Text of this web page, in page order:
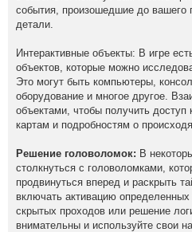
события, произошедшие до вашего
детали.
Интерактивные объекты: В игре
объектов, которые можно
Это могут быть компьютеры,
оборудование и многое другое.
объектами, чтобы получить
картам и подробностям о
Решение головоломок: В
столкнуться с головоломками,
продвинуться вперед и раскрыть
включать активацию
скрытых проходов или решение
внимательны и используйте свои